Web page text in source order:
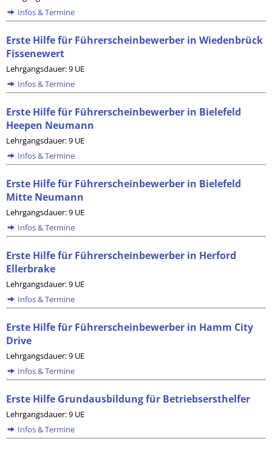
Infos & Termine
Erste Hilfe für Führerscheinbewerber in Wiedenbrück
Fissenewert
Lehrgangsdauer: 9 UE
Infos & Termine
Erste Hilfe für Führerscheinbewerber in Bielefeld
Heepen Neumann
Lehrgangsdauer: 9 UE
Infos & Termine
Erste Hilfe für Führerscheinbewerber in Bielefeld
Mitte Neumann
Lehrgangsdauer: 9 UE
Infos & Termine
Erste Hilfe für Führerscheinbewerber in Herford
Ellerbrake
Lehrgangsdauer: 9 UE
Infos & Termine
Erste Hilfe für Führerscheinbewerber in Hamm City
Drive
Lehrgangsdauer: 9 UE
Infos & Termine
Erste Hilfe Grundausbildung für Betriebsersthelfer
Lehrgangsdauer: 9 UE
Infos & Termine